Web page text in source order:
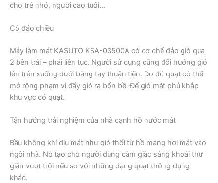
cho trẻ nhỏ, người cao tuổi…
Có đảo chiều
Máy làm mát KASUTO KSA-03500A có cơ chế đảo gió qua
2 bên trái – phải liên tục. Người sử dụng cũng đổi hướng gió
lên trên xuống dưới bằng tay thuận tiện. Do đó quạt có thể
mở rộng phạm vi đẩy gió ra bốn bề. Để gió mát phủ khắp
khu vực có quạt.
Tận hưởng trải nghiệm của nhà cạnh hồ nước mát
Bầu không khí dịu mát như gió thổi từ hồ mang hơi mát vào
ngôi nhà. Nó tạo cho người dùng cảm giác sảng khoái thư
giãn vượt trội nếu so với những dạng quạt thông dụng
khác.